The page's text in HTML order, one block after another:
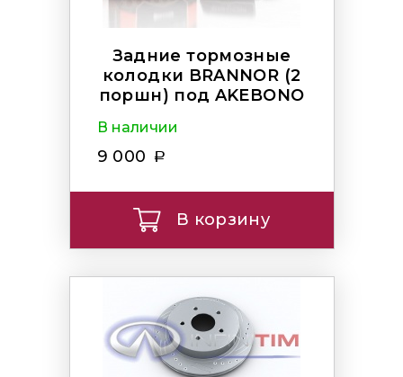
Задние тормозные
колодки BRANNOR (2
поршн) под AKEBONO
В наличии
9 000
В корзину